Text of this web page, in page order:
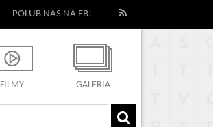
POLUB NAS NA FB!
FILMY GALERIA